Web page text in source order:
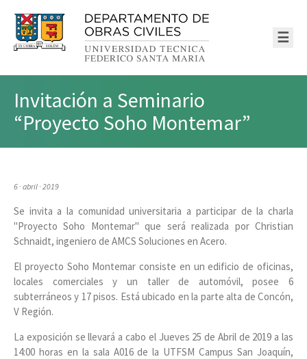
☰
Invitación a Seminario
“Proyecto Soho Montemar”
6 · abril · 2019
Se invita a la comunidad universitaria a participar de la charla
"Proyecto Soho Montemar" que será realizada por Christian
Schnaidt, ingeniero de AMCS Soluciones en Acero.
El proyecto Soho Montemar consiste en un edificio de oficinas,
locales comerciales y un taller de automóvil, posee 6
subterráneos y 17 pisos. Está ubicado en la parte alta de Concón,
V Región.
La exposición se llevará a cabo el Jueves 25 de Abril de 2019 a las
14:00 horas en la sala A016 de la UTFSM Campus San Joaquín,